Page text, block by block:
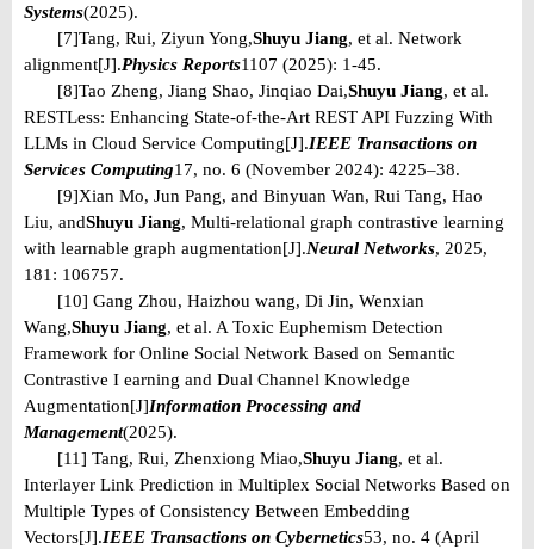
Systems(2025).
[7]Tang, Rui, Ziyun Yong,Shuyu Jiang, et al. Network
alignment[J].Physics Reports1107 (2025): 1-45.
[8]Tao Zheng, Jiang Shao, Jinqiao Dai,Shuyu Jiang, et al.
RESTLess: Enhancing State-of-the-Art REST API Fuzzing With
LLMs in Cloud Service Computing[J].IEEE Transactions on
Services Computing17, no. 6 (November 2024): 4225–38.
[9]Xian Mo, Jun Pang, and Binyuan Wan, Rui Tang, Hao
Liu, andShuyu Jiang, Multi-relational graph contrastive learning
with learnable graph augmentation[J].Neural Networks, 2025,
181: 106757.
[10] Gang Zhou, Haizhou wang, Di Jin, Wenxian
Wang,Shuyu Jiang, et al. A Toxic Euphemism Detection
Framework for Online Social Network Based on Semantic
Contrastive I earning and Dual Channel Knowledge
Augmentation[J]Information Processing and
Management(2025).
[11] Tang, Rui, Zhenxiong Miao,Shuyu Jiang, et al.
Interlayer Link Prediction in Multiplex Social Networks Based on
Multiple Types of Consistency Between Embedding
Vectors[J].IEEE Transactions on Cybernetics53, no. 4 (April